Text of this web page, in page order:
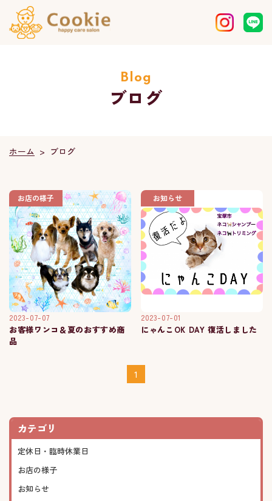
Blog
ブログ
ホーム > ブログ
お店の様子
2023-07-07
お客様ワンコ＆夏のおすすめ商
品
お知らせ
2023-07-01
にゃんこOK DAY 復活しました
1
カテゴリ
定休日・臨時休業日
お店の様子
お知らせ